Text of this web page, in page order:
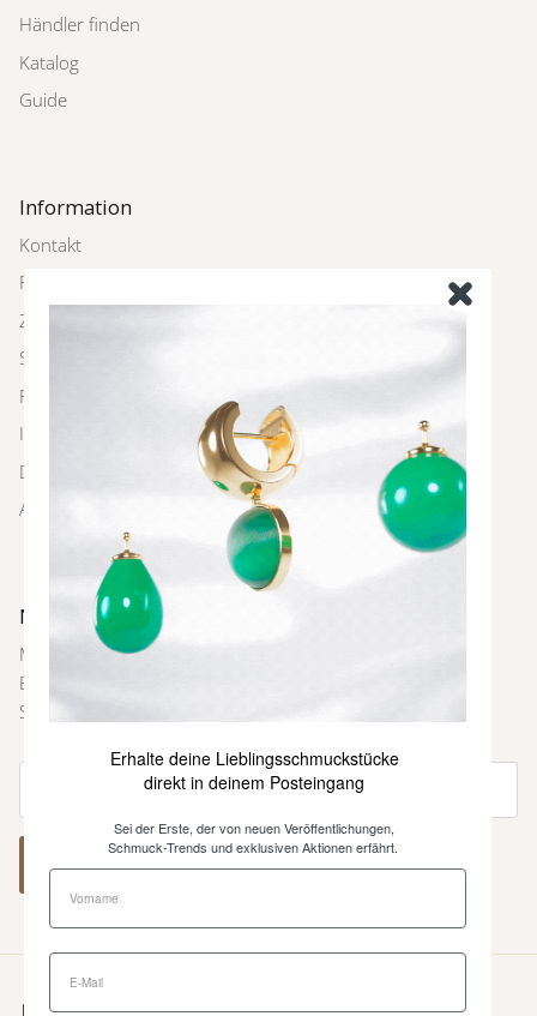
Händler finden
Katalog
Guide
Information
Kontakt
Rückgabe
Zahlung und Versand
Schmuckpflege
FAQ
Impressum
Datenschutz
AGBs
Newsletter
Melde dich bei unserem Newsletter an und sei immer als
Erste über neue Farben und Kollektionen, Inspirationen,
Styling-Tipps und weitere Neuigkeiten informiert.
ABONNIEREN
Erhalte deine Lieblingsschmuckstücke
direkt in deinem Posteingang
Sei der Erste, der von neuen Veröffentlichungen,
Schmuck-Trends und exklusiven Aktionen erfährt.